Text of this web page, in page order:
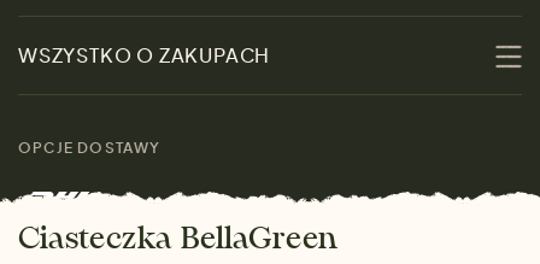
Zrównoważoność
Skontaktuj się z nami
Marki
Kobiety
Mężczyźni
WSZYSTKO O ZAKUPACH
rozmiarach
Zwrot towaru
OPCJE DOSTAWY
Ciasteczka BellaGreen